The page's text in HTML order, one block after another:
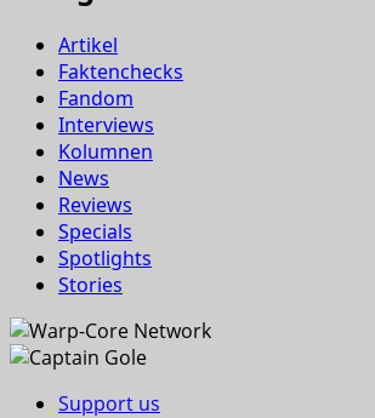
Artikel
Faktenchecks
Fandom
Interviews
Kolumnen
News
Reviews
Specials
Spotlights
Stories
Support us